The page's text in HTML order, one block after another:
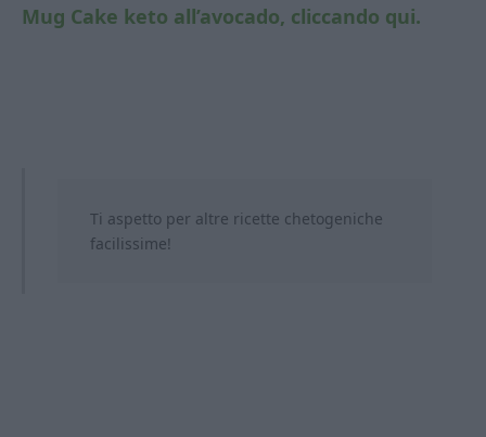
Mug Cake keto all’avocado, cliccando qui.
Ti aspetto per altre ricette chetogeniche
facilissime!